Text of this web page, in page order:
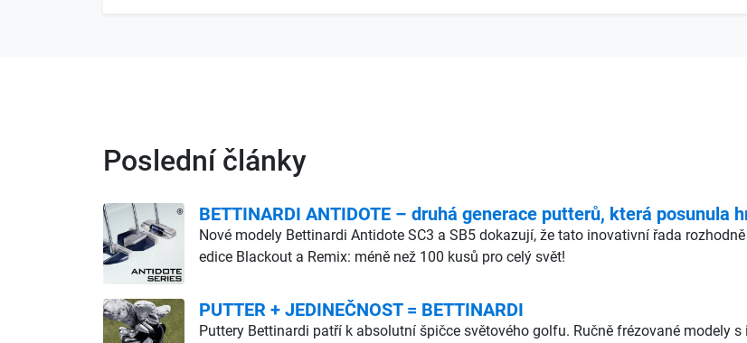
Poslední články
BETTINARDI ANTIDOTE – druhá generace putterů, která posunula
Nové modely Bettinardi Antidote SC3 a SB5 dokazují, že tato inovativní řada
edice Blackout a Remix: méně než 100 kusů pro celý svět!
PUTTER + JEDINEČNOST = BETTINARDI
Puttery Bettinardi patří k absolutní špičce světového golfu. Ručně frézované modely